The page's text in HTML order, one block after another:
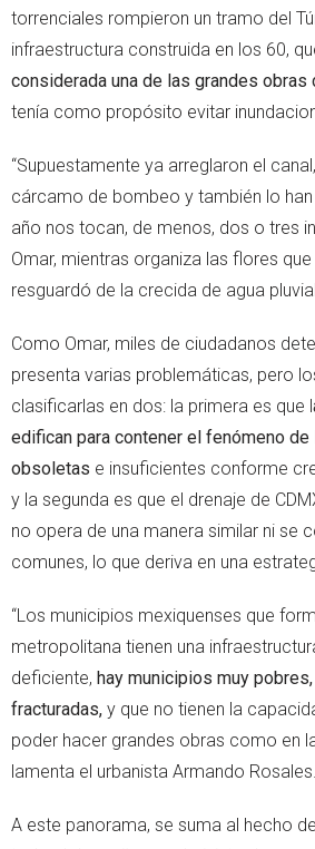
torrenciales rompieron un tramo del
infraestructura construida en los 60,
considerada una de las grandes obras
tenía como propósito evitar
“Supuestamente ya arreglaron el
cárcamo de bombeo y también lo
año nos tocan, de menos, dos o tres
Omar, mientras organiza las flores
resguardó de la crecida de agua
Como Omar, miles de ciudadanos
presenta varias problemáticas, pero
clasificarlas en dos: la primera es que l
edifican para contener el fenómeno
obsoletas e insuficientes conforme
y la segunda es que el drenaje de
no opera de una manera similar ni se
comunes, lo que deriva en una
“Los municipios mexiquenses que
metropolitana tienen una
deficiente, hay municipios muy
fracturadas, y que no tienen la
poder hacer grandes obras como en
lamenta el urbanista Armando Rosales.
A este panorama, se suma al hecho